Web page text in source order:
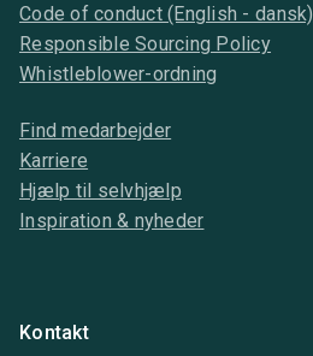
Code of conduct (English - dansk)
Responsible Sourcing Policy
Whistleblower-ordning
Find medarbejder
Karriere
Hjælp til selvhjælp
Inspiration & nyheder
Kontakt